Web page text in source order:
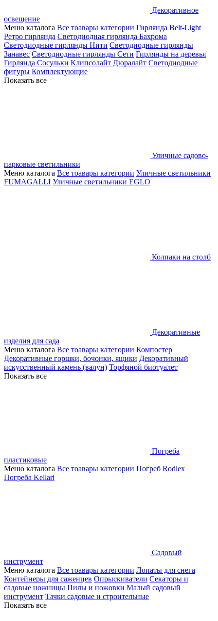
Декоративное
освещение
Меню каталога Все тоавары категории Гирлянда Belt-Light
Ретро гирлянда Светодиодная гирлянда Бахрома
Светодиодные гирлянды Нити Светодиодные гирлянды
Занавес Светодиодные гирлянды Сети Гирлянды на деревья
Гирлянда Сосульки Клипсолайт Дюралайт Светодиодные
фигуры Комплектующие
Показать все
Уличные садово-
парковые светильники
Меню каталога Все тоавары категории Уличные светильники
FUMAGALLI Уличные светильники EGLO
Колпаки на столб
Декоративные
изделия для сада
Меню каталога Все тоавары категории Компостер
Декоративные горшки, бочонки, ящики Декоративный
искусственный камень (валун) Торфяной биотуалет
Показать все
Погреба
пластиковые
Меню каталога Все тоавары категории Погреб Rodlex
Погреба Kellari
Садовый
инструмент
Меню каталога Все тоавары категории Лопаты для снега
Контейнеры для саженцев Опрыскиватели Секаторы и
садовые ножницы Пилы и ножовки Малый садовый
инструмент Тачки садовые и строительные
Показать все